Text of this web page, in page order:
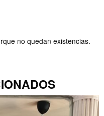
no quedan existencias.